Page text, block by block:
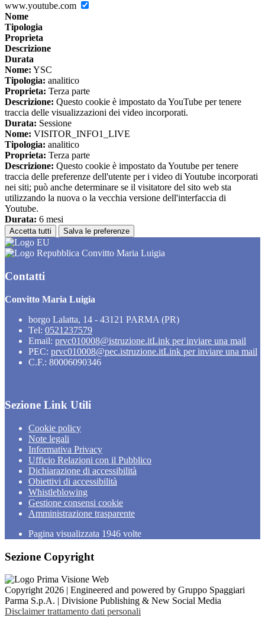
www.youtube.com
Nome
Tipologia
Proprieta
Descrizione
Durata
Nome: YSC
Tipologia: analitico
Proprieta: Terza parte
Descrizione: Questo cookie è impostato da YouTube per tenere
traccia delle visualizzazioni dei video incorporati.
Durata: Sessione
Nome: VISITOR_INFO1_LIVE
Tipologia: analitico
Proprieta: Terza parte
Descrizione: Questo cookie è impostato da Youtube per tenere
traccia delle preferenze dell'utente per i video di Youtube incorporati
nei siti; può anche determinare se il visitatore del sito web sta
utilizzando la nuova o la vecchia versione dell'interfaccia di
Youtube.
Durata: 6 mesi
Accetta tutti Salva le preferenze
Convitto Maria Luigia
Contatti
Convitto Maria Luigia
borgo Lalatta, 14 - 43121 PARMA (PR)
Tel: 0521237579
Email: prvc010008@istruzione.itLink per inviare una mail
PEC: prvc010008@pec.istruzione.itLink per inviare una mail
C.F.: 80006090346
Sezione Link Utili
Cookie policy
Note legali
Informativa Privacy
Ufficio Relazioni con il Pubblico
Dichiarazione di accessibilità
Obiettivi di accessibilità
Whistleblowing
Gestione consensi cookie
Amministrazione trasparente
Pagina visualizzata 1946 volte
Sezione Copyright
Copyright 2026 | Engineered and powered by Gruppo Spaggiari
Parma S.p.A. | Divisione Publishing & New Social Media
Disclaimer trattamento dati personali